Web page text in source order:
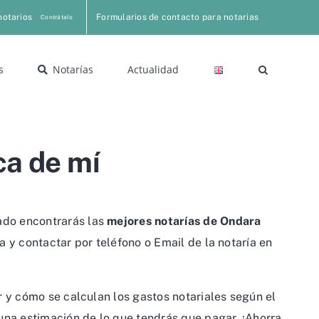
Contrátalo Formularios de contacto para notarias
Notarías Actualidad
de mí
encontrarás las mejores notarías de Ondara
y contactar por teléfono o Email de la notaría en
cómo se calculan los gastos notariales según el